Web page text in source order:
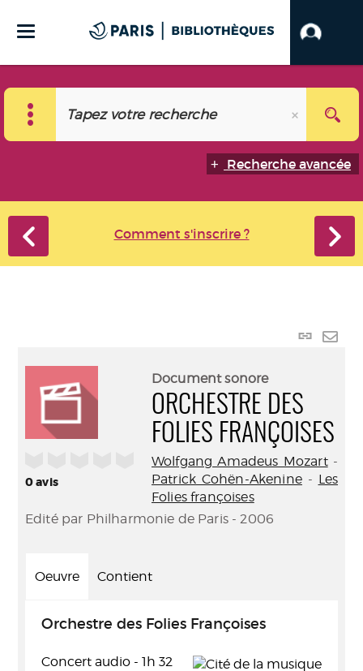
Recherche avancée
Comment s'inscrire ?
Lien
0avis
Document sonore
ORCHESTRE DES
FOLIES FRANÇOISES
Wolfgang Amadeus Mozart-
Patrick Cohën-Akenine- Les
Folies françoises
Edité par Philharmonie de Paris - 2006
Oeuvre Contient
Orchestre des Folies Françoises
Concert audio - 1h 32